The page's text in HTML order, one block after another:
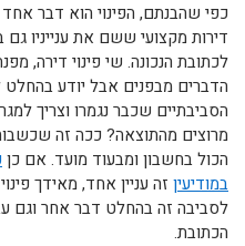
כפי שהבנתם, הפינוי הוא דבר
דירות מקצועי ששם את ענייניו
לכתובת הנכונה. שי פינוי דירה,
הדברים מבפנים אבל יודע
הסביבתיים שכבר נגמרו וצריך
מרוצים מהתוצאה? ככה זה
הכול בחשבון ומבעוד מועד. אם כן
במודיעין זה עניין אחד, מאידך
לסביבה זה בהחלט דבר אחר וגם
הכתובת.